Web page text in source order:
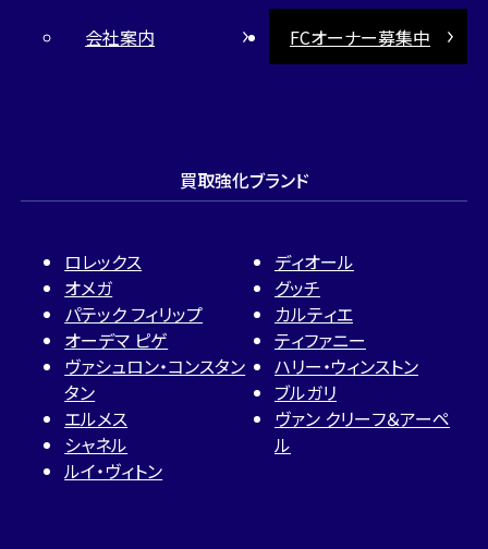
会社案内
FCオーナー募集中
買取強化ブランド
ロレックス
オメガ
パテック フィリップ
オーデマ ピゲ
ヴァシュロン・コンスタン
タン
エルメス
シャネル
ルイ・ヴィトン
ディオール
グッチ
カルティエ
ティファニー
ハリー・ウィンストン
ブルガリ
ヴァン クリーフ＆アーペ
ル